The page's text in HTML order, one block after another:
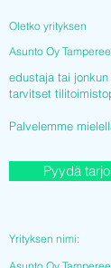
Oletko yrityksen
Asunto Oy
edustaja tai
tarvitset
Palvelemme
Pyydä
Yrityksen nimi: